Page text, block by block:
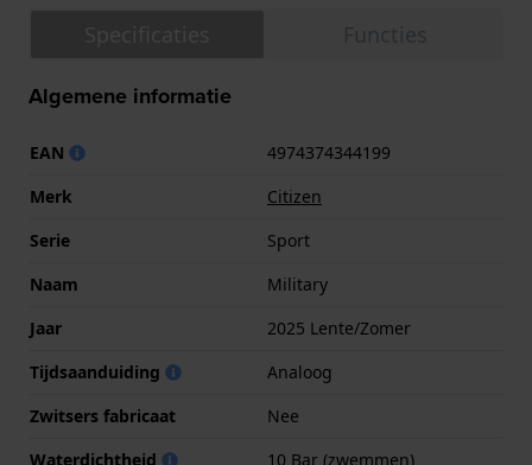
Algemene informatie
EAN
4974374344199
Merk
Citizen
Serie
Sport
Naam
Military
Jaar
2025 Lente/Zomer
Tijdsaanduiding
Analoog
Zwitsers fabricaat
Nee
Waterdichtheid
10 Bar (zwemmen)